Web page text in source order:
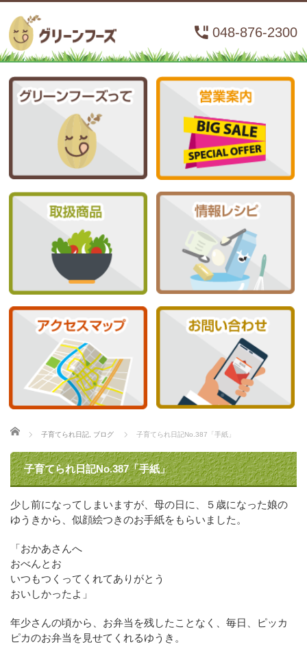
048-876-2300
ホーム
子育てられ日記 ブログ 子育てられ日記No.387「手紙」
子育てられ日記No.387「手紙」
少し前になってしまいますが、母の日に、５歳になった娘の
ゆうきから、似顔絵つきのお手紙をもらいました。
「おかあさんへ
おべんとお
いつもつくってくれてありがとう
おいしかったよ」
年少さんの頃から、お弁当を残したことなく、毎日、ピッカ
ピカのお弁当を見せてくれるゆうき。